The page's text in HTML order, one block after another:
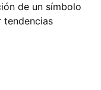
de un símbolo
tendencias